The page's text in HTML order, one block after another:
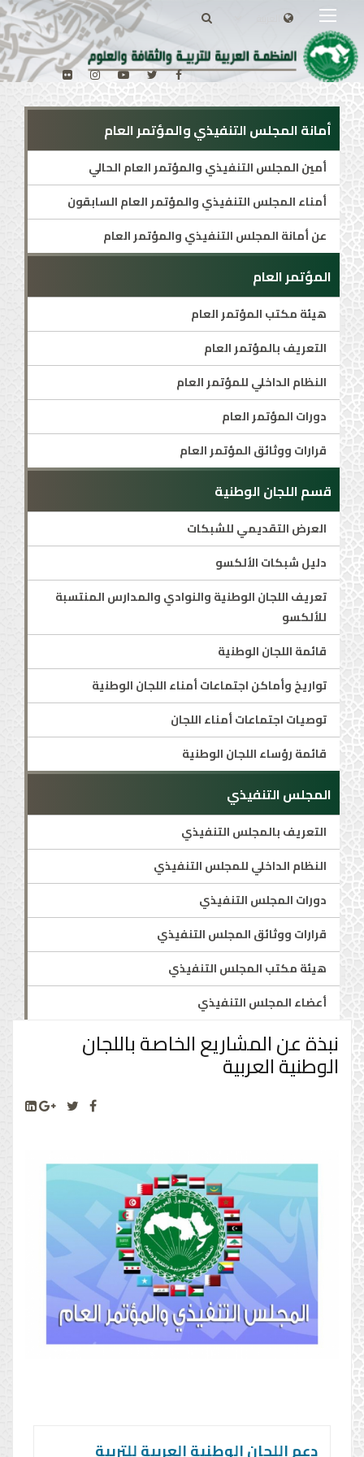
أمانة المجلس التنفيذي والمؤتمر العام
أمين المجلس التنفيذي والمؤتمر العام الحالي
أمناء المجلس التنفيذي والمؤتمر العام السابقون
عن أمانة المجلس التنفيذي والمؤتمر العام
المؤتمر العام
هيئة مكتب المؤتمر العام
التعريف بالمؤتمر العام
النظام الداخلي للمؤتمر العام
دورات المؤتمر العام
قرارات ووثائق المؤتمر العام
قسم اللجان الوطنية
العرض التقديمي للشبكات
دليل شبكات الألكسو
تعريف اللجان الوطنية والنوادي والمدارس المنتسبة
للألكسو
قائمة اللجان الوطنية
تواريخ وأماكن اجتماعات أمناء اللجان الوطنية
توصيات اجتماعات أمناء اللجان
قائمة رؤساء اللجان الوطنية
المجلس التنفيذي
التعريف بالمجلس التنفيذي
النظام الداخلي للمجلس التنفيذي
دورات المجلس التنفيذي
قرارات ووثائق المجلس التنفيذي
هيئة مكتب المجلس التنفيذي
أعضاء المجلس التنفيذي
نبذة عن المشاريع الخاصة باللجان
الوطنية العربية
دعم اللجان الوطنية العربية للتربية